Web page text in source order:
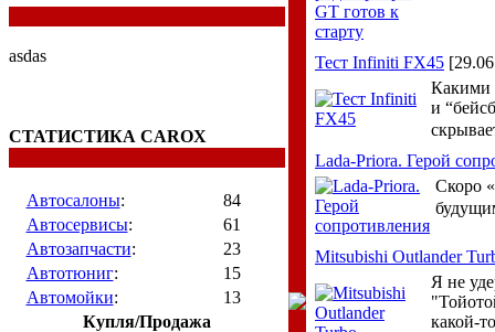
asdas
СТАТИСТИКА CAROX
Автосалоны:
84
Автосервисы:
61
Автозапчасти:
23
Автотюниг:
15
Автомойки:
13
Купля/Продажа
Тест Infiniti FX45
Какими
и
Lada-Priora. Герой
Скоро
Mitsubishi Outlander
Я не
какой-